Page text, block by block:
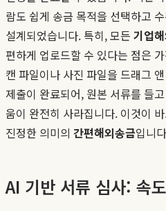
람도 쉽게 송금 목적을 선택하고
설계되었습니다. 특히, 모든 기업
편하게 업로드할 수 있다는 점은
캔 파일이나 사진 파일을 드래그
제출이 완료되어, 원본 서류를 들
움이 완전히 사라집니다. 이것이
진정한 의미의 간편해외송금입니
AI 기반 서류 심사: 속